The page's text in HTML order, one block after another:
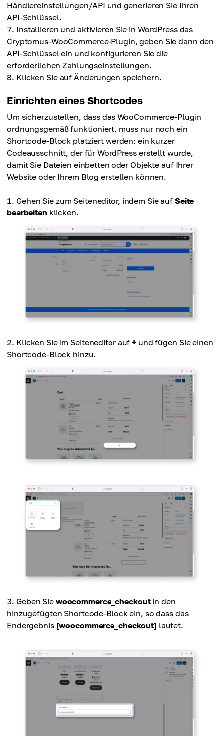
Händlereinstellungen/API und generieren Sie Ihren
API-Schlüssel.
Installieren und aktivieren Sie in WordPress das
Cryptomus-WooCommerce-Plugin, geben Sie dann den
API-Schlüssel ein und konfigurieren Sie die
erforderlichen Zahlungseinstellungen.
Klicken Sie auf Änderungen speichern.
Einrichten eines Shortcodes
Um sicherzustellen, dass das WooCommerce-Plugin
ordnungsgemäß funktioniert, muss nur noch ein
Shortcode-Block platziert werden: ein kurzer
Codeausschnitt, der für WordPress erstellt wurde,
damit Sie Dateien einbetten oder Objekte auf Ihrer
Website oder Ihrem Blog erstellen können.
Gehen Sie zum Seiteneditor, indem Sie auf Seite
bearbeiten klicken.
Klicken Sie im Seiteneditor auf+ und fügen Sie einen
Shortcode-Block hinzu.
Geben Sie woocommerce_checkoutin den
hinzugefügten Shortcode-Block ein, so dass das
Endergebnis [woocommerce_checkout] lautet.